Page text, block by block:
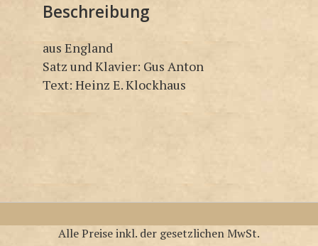
Beschreibung
aus England
Satz und Klavier: Gus Anton
Text: Heinz E. Klockhaus
Alle Preise inkl. der gesetzlichen MwSt.